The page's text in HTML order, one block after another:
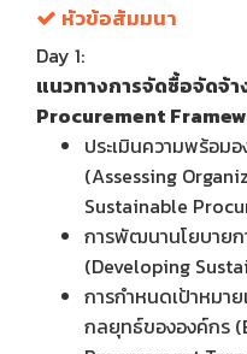
หัวข้อสัมมนา
Day 1:
แนวทางการจัดซื้อจัดจ้
Procurement
ประเมินความพร้อม
(Assessing
Sustainable
การพัฒนานโยบาย
(Developing
การกำหนดเป้าหมา
กลยุทธ์ขององค์กร